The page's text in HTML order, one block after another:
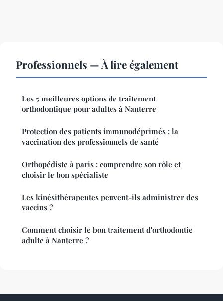
Professionnels — À lire également
Les 5 meilleures options de traitement
orthodontique pour adultes à Nanterre
Protection des patients immunodéprimés : la
vaccination des professionnels de santé
Orthopédiste à paris : comprendre son rôle et
choisir le bon spécialiste
Les kinésithérapeutes peuvent-ils administrer des
vaccins ?
Comment choisir le bon traitement d'orthodontie
adulte à Nanterre ?